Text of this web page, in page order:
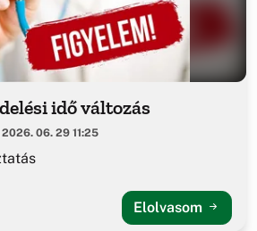
idő változás
2026. 06. 29 11:25
Elolvasom